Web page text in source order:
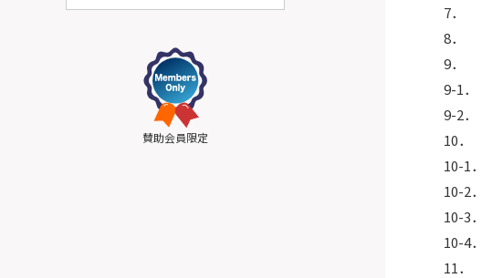
賛助会員限定
7．
8．
9．
9-1．
9-2．
10．
10-1．
10-2．
10-3．
10-4．
11．